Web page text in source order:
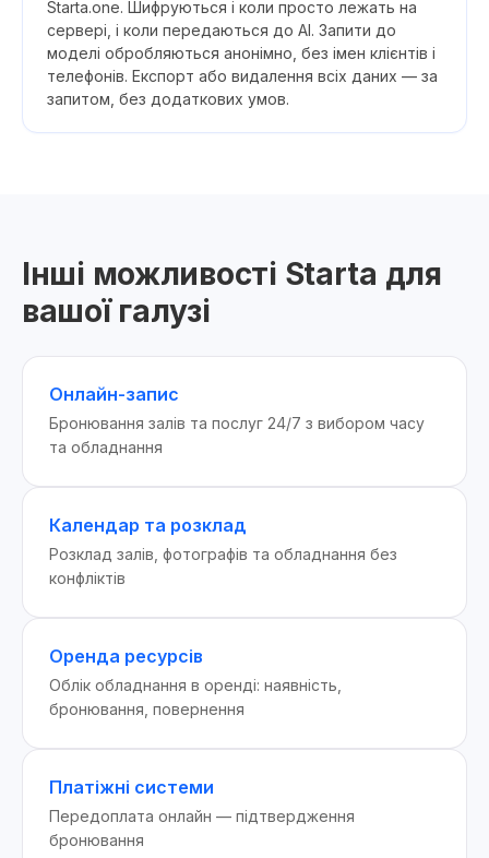
Starta.one. Шифруються і коли просто лежать на
сервері, і коли передаються до AI. Запити до
моделі обробляються анонімно, без імен клієнтів і
телефонів. Експорт або видалення всіх даних — за
запитом, без додаткових умов.
Інші можливості Starta для
вашої галузі
Онлайн-запис
Бронювання залів та послуг 24/7 з вибором часу
та обладнання
Календар та розклад
Розклад залів, фотографів та обладнання без
конфліктів
Оренда ресурсів
Облік обладнання в оренді: наявність,
бронювання, повернення
Платіжні системи
Передоплата онлайн — підтвердження
бронювання